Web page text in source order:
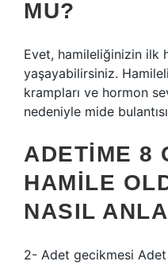
MU?
Evet, hamileliğinizin ilk
yaşayabilirsiniz.
krampları ve hormon
nedeniyle mide
ADETIME 8
HAMILE
NASIL
2- Adet gecikmesi